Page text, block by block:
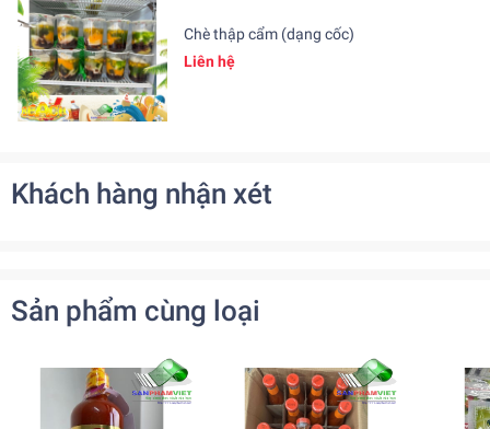
Chè thập cẩm (dạng cốc)
Liên hệ
Khách hàng nhận xét
Sản phẩm cùng loại